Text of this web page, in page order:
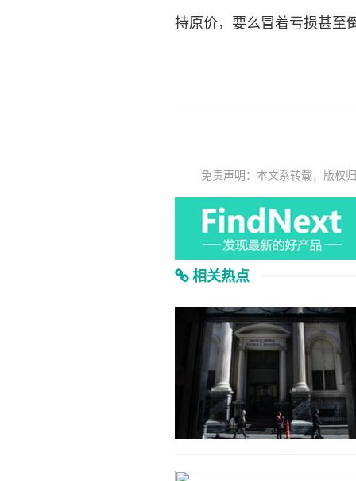
持原价，要么冒着亏损甚至
免责声明：本文系转载，版权
相关热点